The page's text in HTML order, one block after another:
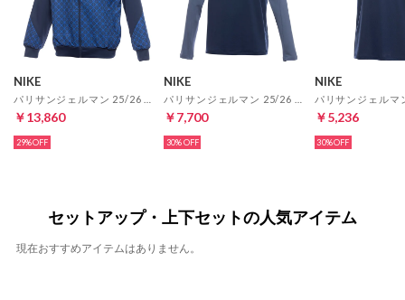
NIKE
￥13,860
29%
NIKE
￥7,700
30%
NIKE
￥5,236
30%
セットアップ・上下セットの人気アイテム
現在おすすめアイテムはありません。